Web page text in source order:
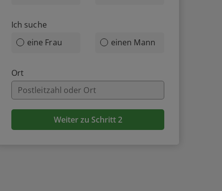
Ich suche
eine Frau
einen Mann
Ort
Weiter zu Schritt 2